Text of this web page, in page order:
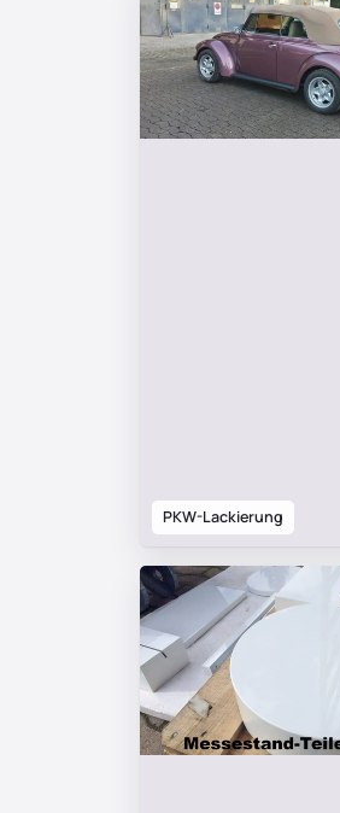
PKW-Lackierung